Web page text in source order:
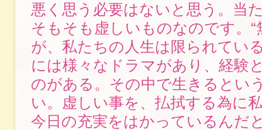
悪く思う必要はないと思う。当
そもそも虚しいものなのです。“
が、私たちの人生は限られてい
には様々なドラマがあり、経験
のがある。その中で生きるとい
い。虚しい事を、払拭する為に
今日の充実をはかっているんだ